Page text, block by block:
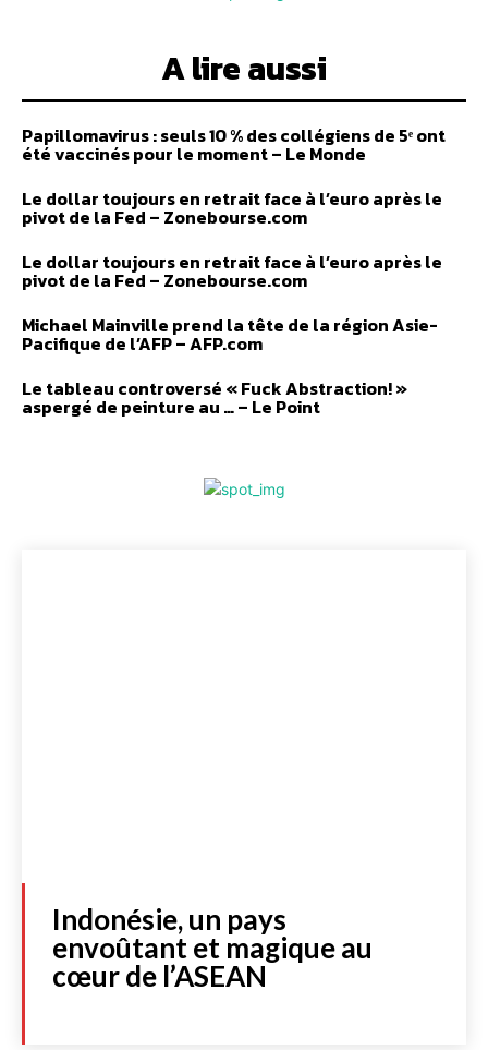
DOSSIERS SPÉCIAUX
FRANCE
INTERNATIONAL
A lire aussi
Papillomavirus : seuls 10 % des collégiens de 5ᵉ ont
été vaccinés pour le moment – Le Monde
Le dollar toujours en retrait face à l’euro après le
pivot de la Fed – Zonebourse.com
Le dollar toujours en retrait face à l’euro après le
pivot de la Fed – Zonebourse.com
Michael Mainville prend la tête de la région Asie-
Pacifique de l’AFP – AFP.com
Le tableau controversé « Fuck Abstraction! »
aspergé de peinture au … – Le Point
Indonésie, un pays
envoûtant et magique au
cœur de l’ASEAN